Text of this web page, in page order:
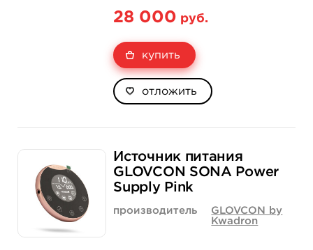
28 000 руб.
купить
отложить
Источник питания
GLOVCON SONA Power
Supply Pink
производитель
GLOVCON by
Kwadron